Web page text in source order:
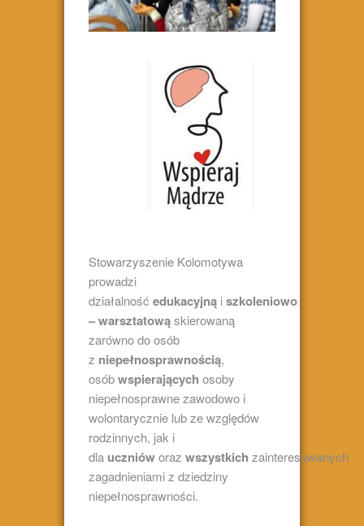
Stowarzyszenie Kolomotywa
prowadzi
działalność edukacyjną iszkoleniowo
– warsztatowąskierowaną
zarówno do osób
z niepełnosprawnością,
osóbwspierających osoby
niepełnosprawne zawodowo i
wolontarycznie lub ze względów
rodzinnych, jak i
dla ucznióworaz wszystkich zainteresowanych
zagadnieniami z dziedziny
niepełnosprawności.